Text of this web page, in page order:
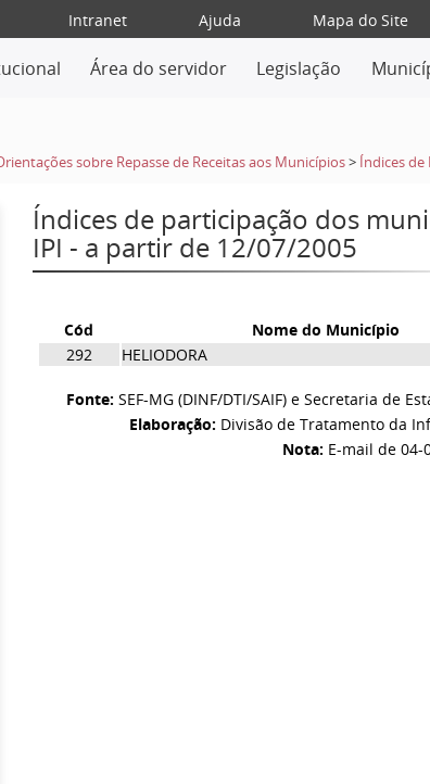
Intranet Ajuda Mapa do Site
Área do servidor Legislação
sobre Repasse de Receitas aos Municípios > Índices
Índices de participação dos
IPI - a partir de 12/07/2005
Cód Nome do Município
292
HELIODORA
Fonte: SEF-MG (DINF/DTI/SAIF) e Secretaria de
Elaboração: Divisão de Tratamento da
Nota: E-mail de 04-